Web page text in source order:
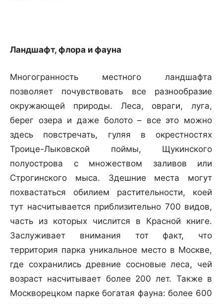
Ландшафт, флора и фауна
Многогранность местного ландшафта
позволяет почувствовать все разнообразие
окружающей природы. Леса, овраги, луга,
берег озера и даже болото – все это можно
здесь повстречать, гуляя в окрестностях
Троице-Лыковской поймы, Щукинского
полуострова с множеством заливов или
Строгинского мыса. Здешние места могут
похвастаться обилием растительности, коей
тут насчитывается приблизительно 700 видов,
часть из которых числится в Красной книге.
Заслуживает внимания тот факт, что
территория парка уникальное место в Москве,
где сохранились древние сосновые леса, чей
возраст насчитывает более 200 лет. Также в
Москворецком парке богатая фауна: более 600